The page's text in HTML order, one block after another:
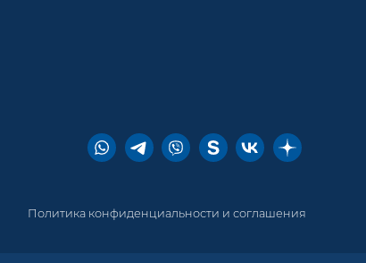
Политика конфиденциальности и соглашения